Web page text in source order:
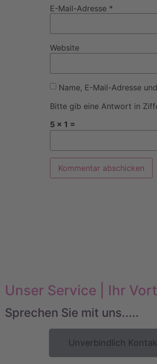
E-Mail-Adresse *
Website
Name, E-Mail-Adresse
Bitte gib eine Antwort in
5 × 1 =
Unser Service | Ihr
Sprechen Sie mit uns.....
Unverbindlich